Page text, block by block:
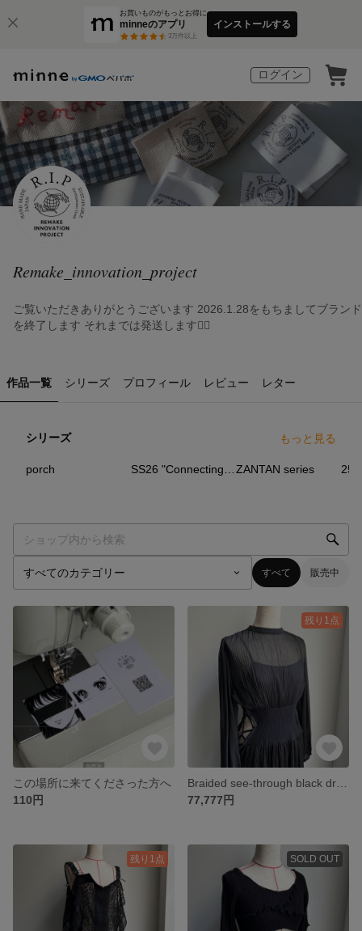
お買いものがもっとお得に
minneのアプリ
3万件以上
インストールする
ログイン
Remake_innovation_project
ご覧いただきありがとうございます 2026.1.28をもちましてブランド
を終了します それまでは発送します🙇‍♀️
作品一覧 シリーズ プロフィール レビュー レター
シリーズ もっと見る
porch ZANTAN series
すべて 販売中
この場所に来てくださった方へ
110円
残り1点
77,777円
残り1点 SOLD OUT